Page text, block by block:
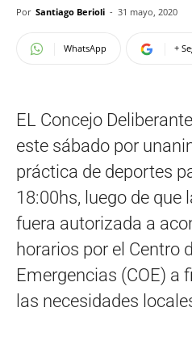
Por Santiago Berioli - 31 mayo, 2020
WhatsApp +
EL Concejo
este sábado por
práctica de deportes
18:00hs, luego de que
fuera autorizada a
horarios por el Centro
Emergencias (COE) a
las necesidades